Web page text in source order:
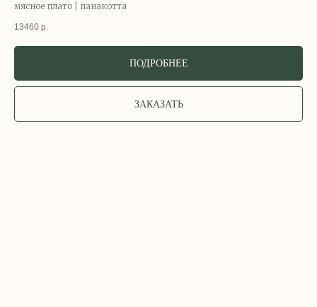
мясное плато | панакотта
13460 р.
ПОДРОБНЕЕ
ЗАКАЗАТЬ